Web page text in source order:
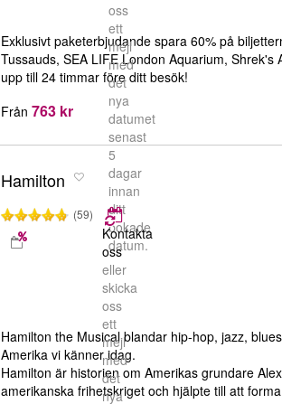
oss
ett
mejl
med
det
nya
datumet
senast
5
dagar
innan
ditt
bokade
datum.
Exklusivt paketerbjudande spara 60% på
Tussauds, SEA LIFE London Aquarium,
upp till 24 timmar före ditt besök!
Från 763 kr
Hamilton
(59)
Kontakta
oss
eller
skicka
oss
ett
mejl
med
det
nya
Hamilton the Musical blandar hip-hop, jazz,
Amerika vi känner idag.
Hamilton är historien om Amerikas grundare
amerikanska frihetskriget och hjälpte till att